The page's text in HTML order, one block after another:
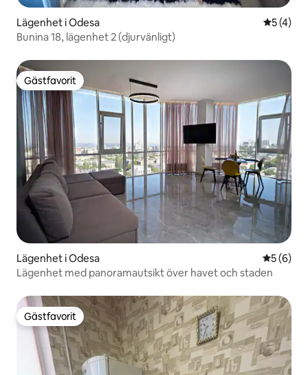
Lägenhet i Odesa 5 av 5 i
5 (4)
Bunina 18, lägenhet 2 (djurvänligt)
Gästfavorit
Gästfavorit
Lägenhet i Odesa 5 av 5 i
5 (6)
Lägenhet med panoramautsikt över havet och staden
Gästfavorit
Gästfavorit